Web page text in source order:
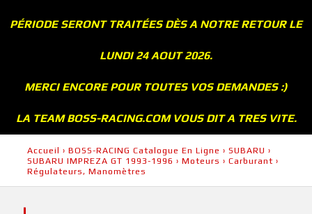
PÉRIODE SERONT TRAITÉES DÈS A NOTRE RETOUR LE
LUNDI 24 AOUT 2026.
MERCI ENCORE POUR TOUTES VOS DEMANDES :)
LA TEAM BOSS-RACING.COM VOUS DIT A TRES VITE.
Accueil › BOSS-RACING Catalogue En Ligne › SUBARU ›
SUBARU IMPREZA GT 1993-1996 › Moteurs › Carburant ›
Régulateurs, Manomètres